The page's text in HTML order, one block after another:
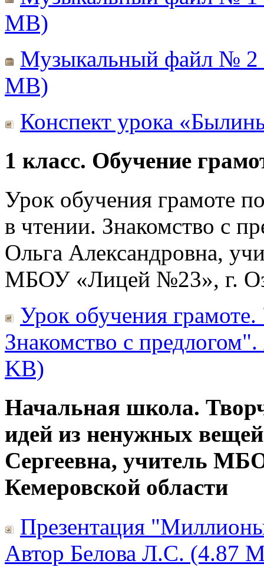
MB)
Музыкальный файл № 2
MB)
Конспект урока
1 класс. Обучение
Урок обучения грамоте
в чтении. Знакомство с
Ольга Александровна,
МБОУ «Лицей №23», г.
Урок обучения
Знакомство с
KB)
Начальная школа.
идей из ненужных
Сергеевна, учитель
Кемеровской области
Презентация
Автор Белова Л.С. (4.87